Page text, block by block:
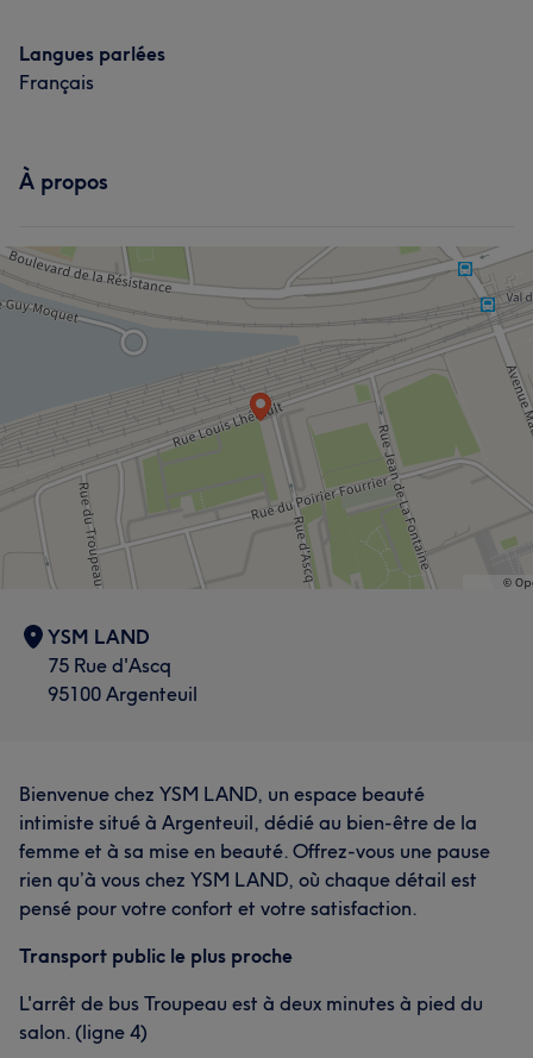
Langues parlées
Français
À propos
YSM LAND
75 Rue d'Ascq
95100 Argenteuil
Bienvenue chez YSM LAND, un espace beauté
intimiste situé à Argenteuil, dédié au bien-être de la
femme et à sa mise en beauté. Offrez-vous une pause
rien qu’à vous chez YSM LAND, où chaque détail est
pensé pour votre confort et votre satisfaction.
Transport public le plus proche
L'arrêt de bus Troupeau est à deux minutes à pied du
salon. (ligne 4)